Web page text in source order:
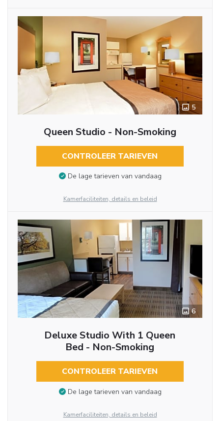
5
Queen Studio - Non-Smoking
CONTROLEER TARIEVEN
De lage tarieven van vandaag
Kamerfaciliteiten, details en beleid
6
Deluxe Studio With 1 Queen
Bed - Non-Smoking
CONTROLEER TARIEVEN
De lage tarieven van vandaag
Kamerfaciliteiten, details en beleid